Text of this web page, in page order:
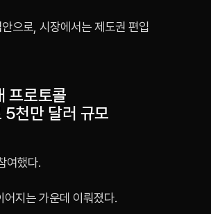
으로, 시장에서는 제도권 편입
프로토콜
5천만 달러 규모
여했다.
지는 가운데 이뤄졌다.